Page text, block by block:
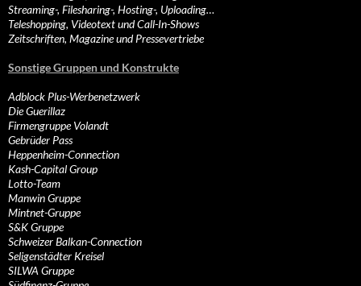
Streaming-, Filesharing-, Hosting-, Uploading…
Teleshopping, Videotext und Call-In-Shows
Zeitschriften, Magazine und Pressevertriebe
Sonstige Gruppen und Konstrukte
Adblock Plus-Werbenetzwerk
Die Guerillaz
Firmengruppe Volandt
Gebrüder Pass
Heppenheim-Connection
Kash-Capital Group
Lotto-Team
Manwin Gruppe
Mintnet-Gruppe
S&K Gruppe
Schweizer Balkan-Connection
Seligenstädter Kreisel
SILWA Gruppe